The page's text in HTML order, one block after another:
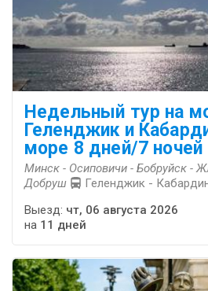
Недельный тур на
Геленджик и
море 8 дней/7 ночей
Минск - Осиповичи - Бобруйск -
Добруш
Геленджик -
Выезд: чт, 06 августа 2026
на 11 дней